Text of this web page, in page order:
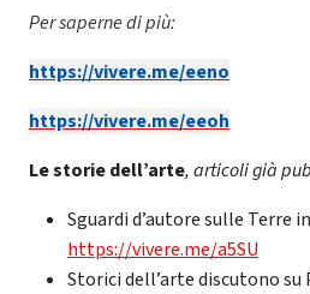
Per saperne di più:
https://vivere.me/eeno
https://vivere.me/eeoh
Lestorie dell’arte, articoli già
Sguardi d’autore sulle Terre
https://vivere.me/a5SU
Storici dell’arte discutono